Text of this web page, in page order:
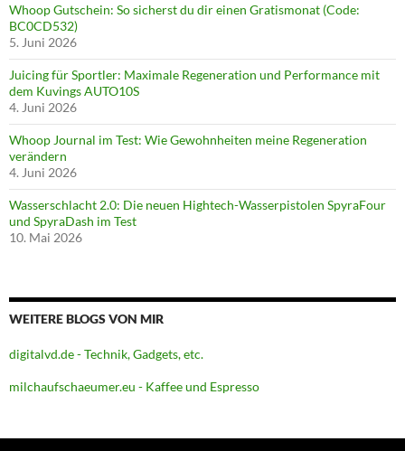
Whoop Gutschein: So sicherst du dir einen Gratismonat (Code:
BC0CD532)
5. Juni 2026
Juicing für Sportler: Maximale Regeneration und Performance mit
dem Kuvings AUTO10S
4. Juni 2026
Whoop Journal im Test: Wie Gewohnheiten meine Regeneration
verändern
4. Juni 2026
Wasserschlacht 2.0: Die neuen Hightech-Wasserpistolen SpyraFour
und SpyraDash im Test
10. Mai 2026
WEITERE BLOGS VON MIR
digitalvd.de - Technik, Gadgets, etc.
milchaufschaeumer.eu - Kaffee und Espresso